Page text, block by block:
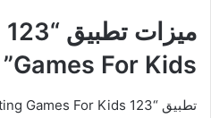
Games For Kids”
تطبيق “123 Counting Games For Kids” هو وسيلة رائعة للأطفال